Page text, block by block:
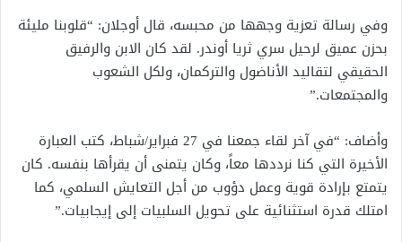
وفي رسالة تعزية وجهها من محبسه، قال أوجلان: “قلوبنا مليئة
بحزن عميق لرحيل سري ثريا أوندر. لقد كان الابن والرفيق
الحقيقي لتقاليد الأناضول والتركمان، ولكل الشعوب
والمجتمعات.”
وأضاف: “في آخر لقاء جمعنا في 27 فبراير/شباط، كتب العبارة
الأخيرة التي كنا نرددها معاً، وكان يتمنى أن يقرأها بنفسه. كان
يتمتع بإرادة قوية وعمل دؤوب من أجل التعايش السلمي، كما
امتلك قدرة استثنائية على تحويل السلبيات إلى إيجابيات.”